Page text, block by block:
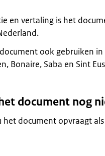
en vertaling is het
ook gebruiken in
Bonaire, Saba en Sint
document nog
het document opvraagt